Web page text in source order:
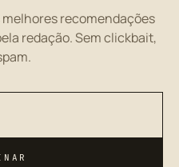
recomendações
redação. Sem clickbait,